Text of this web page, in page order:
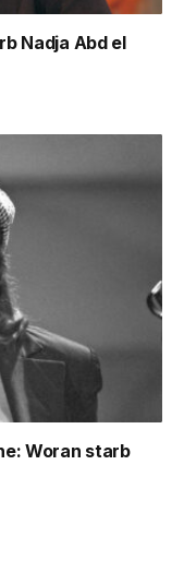
Nadja Abd el
Woran starb